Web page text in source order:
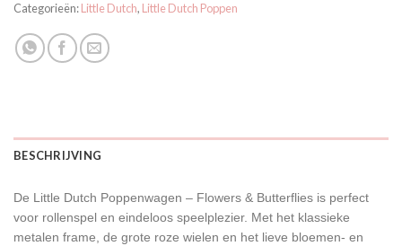
Categorieën:Little Dutch, Little Dutch Poppen
BESCHRIJVING
De Little Dutch Poppenwagen – Flowers & Butterflies is perfect
voor rollenspel en eindeloos speelplezier. Met het klassieke
metalen frame, de grote roze wielen en het lieve bloemen- en